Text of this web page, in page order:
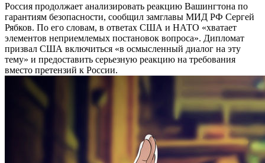
Россия продолжает анализировать реакцию Вашингтона по
гарантиям безопасности, сообщил замглавы МИД РФ Сергей
Рябков. По его словам, в ответах США и НАТО «хватает
элементов неприемлемых постановок вопроса». Дипломат
призвал США включиться «в осмысленный диалог на эту
тему» и предоставить серьезную реакцию на требования
вместо претензий к России.